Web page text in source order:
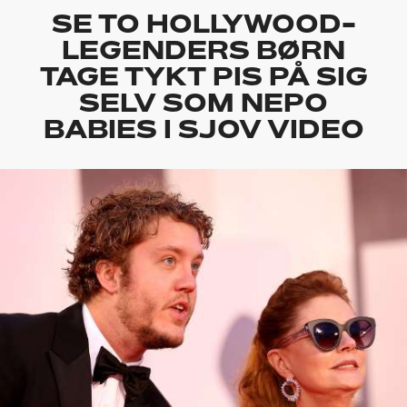
SE TO HOLLYWOOD-
LEGENDERS BØRN
TAGE TYKT PIS PÅ SIG
SELV SOM NEPO
BABIES I SJOV VIDEO